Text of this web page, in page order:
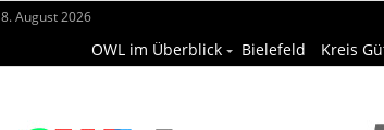
8. August 2026
OWL im Überblick Bielefeld Kreis